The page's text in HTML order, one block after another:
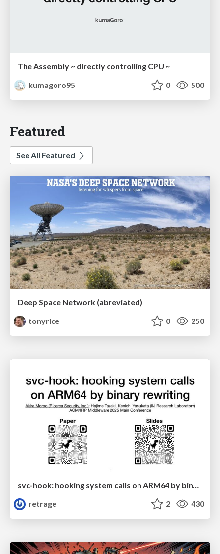
The Assembly ~ directly controlling CPU ~
kumagoro95
0 500
Featured
See All Featured
Deep Space Network (abreviated)
tonyrice
0 250
svc-hook: hooking system calls on ARM64 by binary rewriting
retrage
2 430